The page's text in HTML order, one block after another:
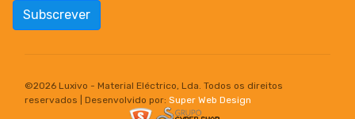
Subscrever
©2026 Luxivo - Material Eléctrico, Lda. Todos os direitos
reservados | Desenvolvido por: Super Web Design